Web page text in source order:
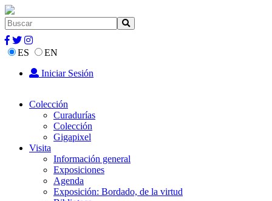
ES
EN
Iniciar Sesión
Colección
Curadurías
Colección
Gigapixel
Visita
Información general
Exposiciones
Agenda
Exposición: Bordado, de la virtud